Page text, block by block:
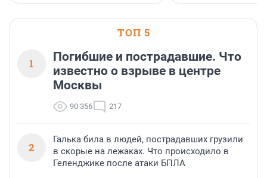
ТОП 5
1
Погибшие и пострадавшие. Что
известно о взрыве в центре
Москвы
90 356 217
2
Галька била в людей, пострадавших грузили
в скорые на лежаках. Что происходило в
Геленджике после атаки БПЛА